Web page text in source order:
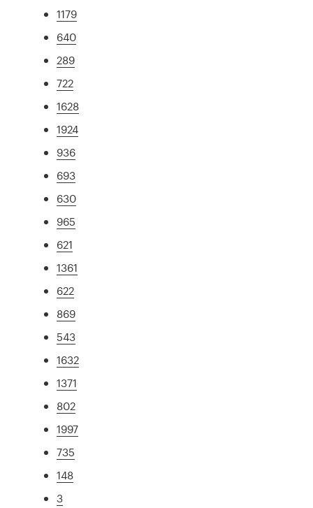
1179
640
289
722
1628
1924
936
693
630
965
621
1361
622
869
543
1632
1371
802
1997
735
148
3